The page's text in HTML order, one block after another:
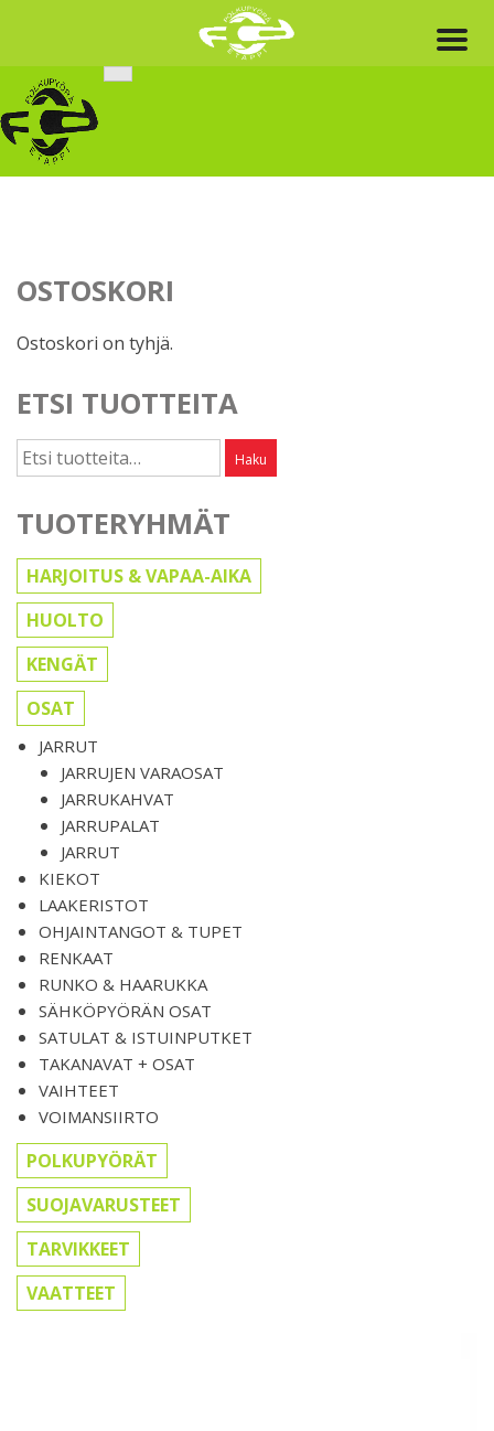
content
OSTOSKORI
Ostoskori on tyhjä.
ETSI TUOTTEITA
Etsi: Haku
TUOTERYHMÄT
HARJOITUS & VAPAA-AIKA
HUOLTO
KENGÄT
OSAT
JARRUT
JARRUJEN VARAOSAT
JARRUKAHVAT
JARRUPALAT
JARRUT
KIEKOT
LAAKERISTOT
OHJAINTANGOT & TUPET
RENKAAT
RUNKO & HAARUKKA
SÄHKÖPYÖRÄN OSAT
SATULAT & ISTUINPUTKET
TAKANAVAT + OSAT
VAIHTEET
VOIMANSIIRTO
POLKUPYÖRÄT
SUOJAVARUSTEET
TARVIKKEET
VAATTEET